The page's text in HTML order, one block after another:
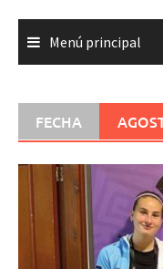
Menú principal
FECHA